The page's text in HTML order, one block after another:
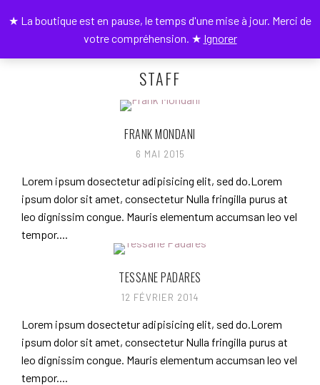
0
STAFF
FRANK MONDANI
6 MAI 2015
Lorem ipsum dosectetur adipisicing elit, sed do.Lorem
ipsum dolor sit amet, consectetur Nulla fringilla purus at
leo dignissim congue. Mauris elementum accumsan leo vel
tempor....
TESSANE PADARES
12 FÉVRIER 2014
Lorem ipsum dosectetur adipisicing elit, sed do.Lorem
ipsum dolor sit amet, consectetur Nulla fringilla purus at
leo dignissim congue. Mauris elementum accumsan leo vel
tempor....
★ La boutique est en pause, le temps d'une mise à jour. Merci de
votre compréhension. ★ Ignorer